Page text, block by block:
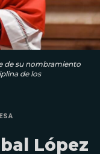
de su nombramiento
de los
López